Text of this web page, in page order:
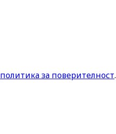
политика за поверителност.